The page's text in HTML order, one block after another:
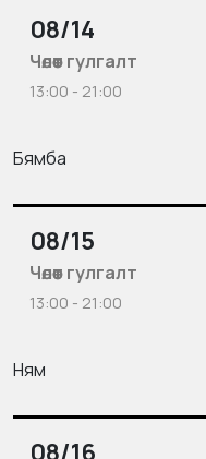
08/14
Чөлөөт гулгалт
13:00 - 21:00
Бямба
08/15
Чөлөөт гулгалт
13:00 - 21:00
Ням
08/16